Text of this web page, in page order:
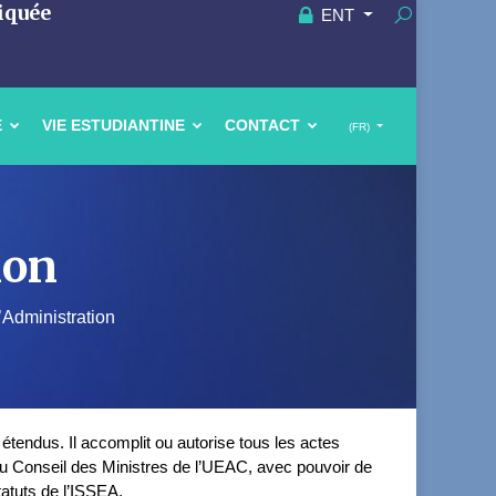
ENT
(FR)
VIE ESTUDIANTINE CONTACT
Il accomplit ou autorise tous les actes
Conseil des Ministres de l’UEAC, avec pouvoir de
de l’ISSEA.